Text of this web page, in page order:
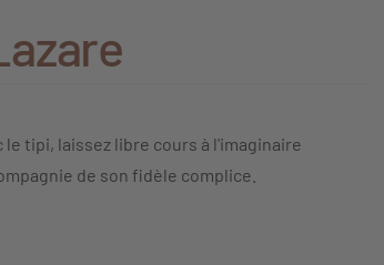
tipi, laissez libre cours à l'imaginaire
de son fidèle complice.